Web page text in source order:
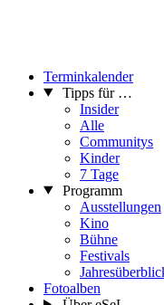
Terminkalender
Tipps für …
Insider
Alle
Communitys
Kinder
7 Tage
Programm
Ausstellungen
Kino
Bühne
Festivals
Fotoalben